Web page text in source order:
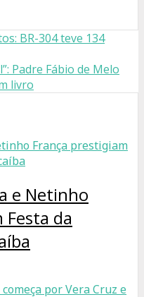
BR-304 teve 134
Padre Fábio de Melo
livro
e Netinho
da